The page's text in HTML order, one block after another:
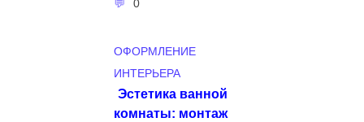
0
ОФОРМЛЕНИЕ
ИНТЕРЬЕРА
Эстетика ванной
комнаты: монтаж